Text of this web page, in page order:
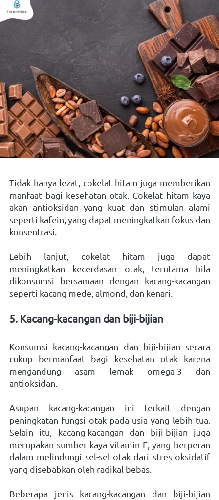
Tidak hanya lezat, cokelat hitam juga memberikan
manfaat bagi kesehatan otak. Cokelat hitam kaya
akan antioksidan yang kuat dan stimulan alami
seperti kafein, yang dapat meningkatkan fokus dan
konsentrasi.
Lebih lanjut, cokelat hitam juga dapat
meningkatkan kecerdasan otak, terutama bila
dikonsumsi bersamaan dengan kacang-kacangan
seperti kacang mede, almond, dan kenari.
5. Kacang-kacangan dan biji-bijian
Konsumsi kacang-kacangan dan biji-bijian secara
cukup bermanfaat bagi kesehatan otak karena
mengandung asam lemak omega-3 dan
antioksidan.
Asupan kacang-kacangan ini terkait dengan
peningkatan fungsi otak pada usia yang lebih tua.
Selain itu, kacang-kacangan dan biji-bijian juga
merupakan sumber kaya vitamin E, yang berperan
dalam melindungi sel-sel otak dari stres oksidatif
yang disebabkan oleh radikal bebas.
Beberapa jenis kacang-kacangan dan biji-bijian